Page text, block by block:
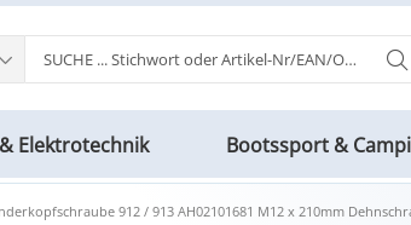
Elektrotechnik Bootssport &
912 / 913 AH02101681 M12 x 210mm